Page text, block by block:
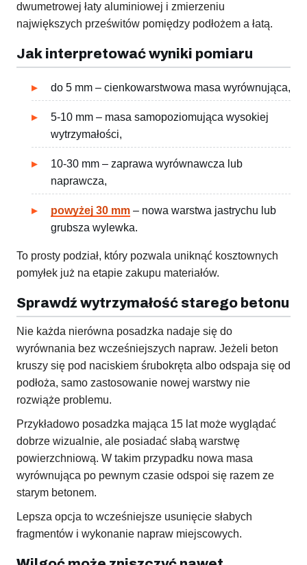
dwumetrowej łaty aluminiowej i zmierzeniu
największych prześwitów pomiędzy podłożem a łatą.
Jak interpretować wyniki pomiaru
do 5 mm – cienkowarstwowa masa wyrównująca,
5-10 mm – masa samopoziomująca wysokiej
wytrzymałości,
10-30 mm – zaprawa wyrównawcza lub
naprawcza,
powyżej 30 mm – nowa warstwa jastrychu lub
grubsza wylewka.
To prosty podział, który pozwala uniknąć kosztownych
pomyłek już na etapie zakupu materiałów.
Sprawdź wytrzymałość starego betonu
Nie każda nierówna posadzka nadaje się do
wyrównania bez wcześniejszych napraw. Jeżeli beton
kruszy się pod naciskiem śrubokręta albo odspaja się od
podłoża, samo zastosowanie nowej warstwy nie
rozwiąże problemu.
Przykładowo posadzka mająca 15 lat może wyglądać
dobrze wizualnie, ale posiadać słabą warstwę
powierzchniową. W takim przypadku nowa masa
wyrównująca po pewnym czasie odspoi się razem ze
starym betonem.
Lepsza opcja to wcześniejsze usunięcie słabych
fragmentów i wykonanie napraw miejscowych.